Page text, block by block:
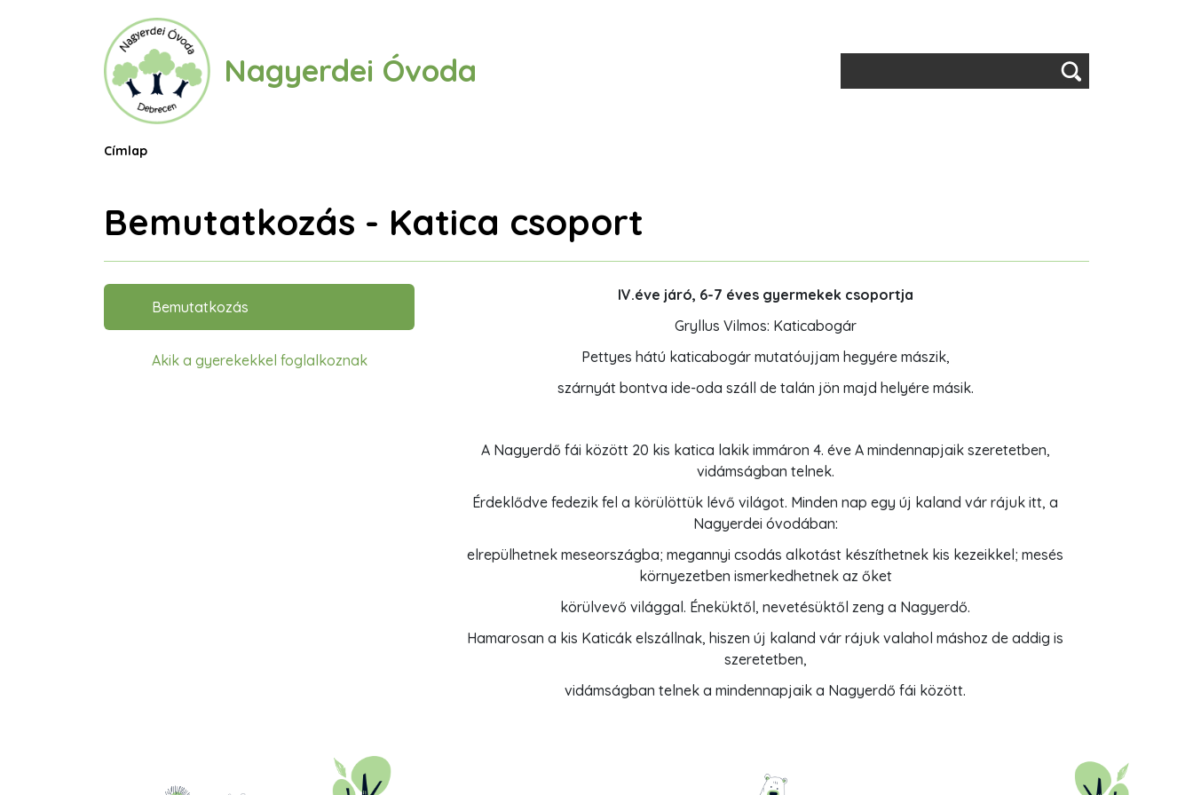
Nagyerdei Óvoda
Morzsa
Címlap
Bemutatkozás - Katica csoport
Oldalmenü
Bemutatkozás
Akik a gyerekekkel foglalkoznak
IV.éve járó, 6-7 éves gyermekek csoportja
Gryllus Vilmos: Katicabogár
Pettyes hátú katicabogár mutatóujjam hegyére mászik,
szárnyát bontva ide-oda száll de talán jön majd helyére másik.
A Nagyerdő fái között 20 kis katica lakik immáron 4. éve A mindennapjaik szeretetben,
vidámságban telnek.
Érdeklődve fedezik fel a körülöttük lévő világot. Minden nap egy új kaland vár rájuk itt, a
Nagyerdei óvodában:
elrepülhetnek meseországba; megannyi csodás alkotást készíthetnek kis kezeikkel; mesés
környezetben ismerkedhetnek az őket
körülvevő világgal. Éneküktől, nevetésüktől zeng a Nagyerdő.
Hamarosan a kis Katicák elszállnak, hiszen új kaland vár rájuk valahol máshoz de addig is
szeretetben,
vidámságban telnek a mindennapjaik a Nagyerdő fái között.